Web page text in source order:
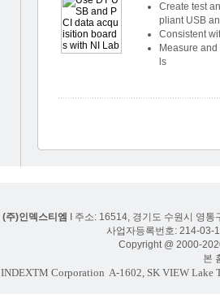
Create test
pliant USB
Consistent
Measure
ls
(주)인덱스티엠
I 주소: 16514, 경기도 수원시 영
사업자등록번호: 214-
Copyright @ 2000-
본 홈
INDEXTM Corporation A-1602, SK VIEW Lake